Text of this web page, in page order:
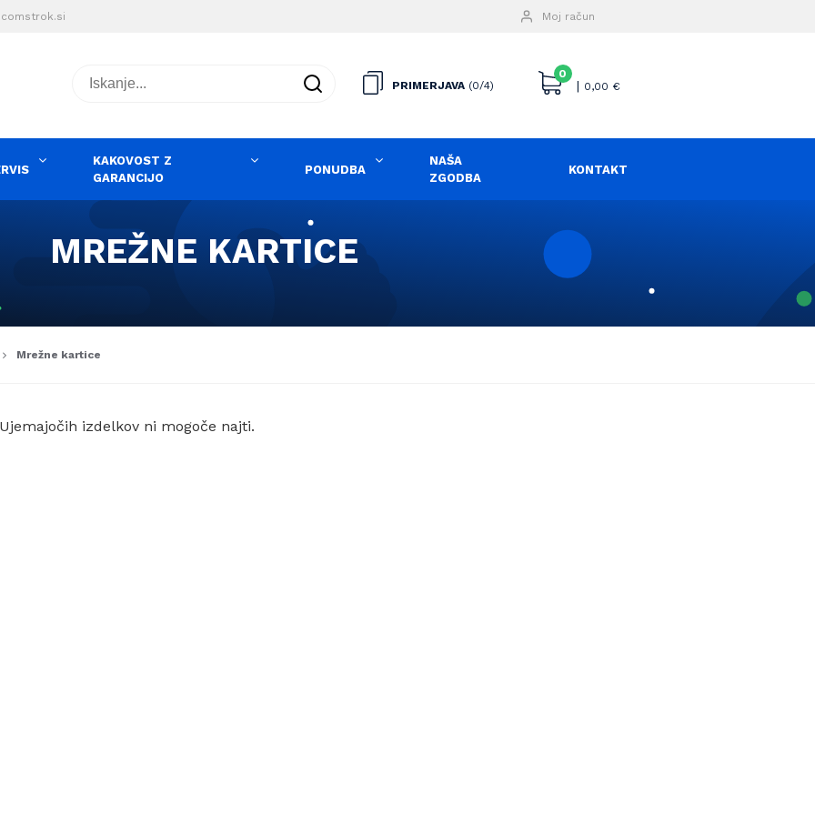
Moj račun
Iskanje... PRIMERJAVA(0/4)
0
| 0,00 €
KAKOVOST Z
GARANCIJO
PONUDBA
NAŠA
ZGODBA
KONTAKT
MREŽNE KARTICE
Mrežne kartice
Ujemajočih izdelkov ni mogoče najti.